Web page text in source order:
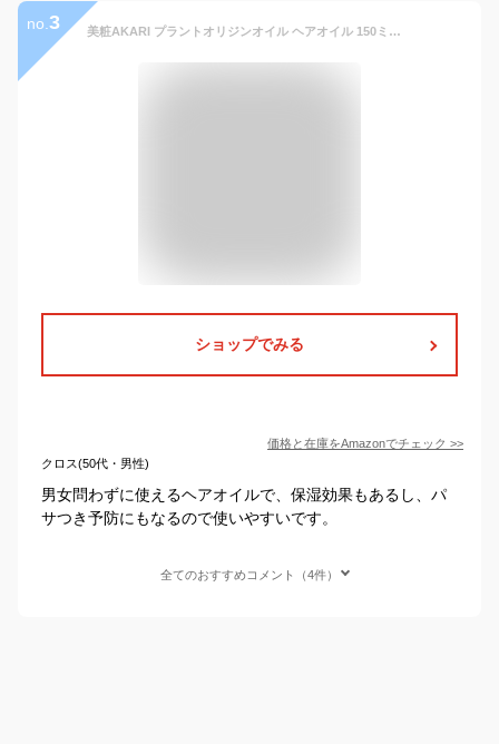
no. 3 美粧AKARI プラントオリジンオイル ヘアオイル 150ミリリットル (x 1)
ショップでみる
価格と在庫をAmazonでチェック >>
クロス(50代・男性)
男女問わずに使えるヘアオイルで、保湿効果もあるし、パ
サつき予防にもなるので使いやすいです。
全てのおすすめコメント（4件）